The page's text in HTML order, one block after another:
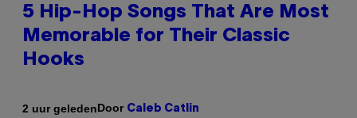
5 Hip-Hop Songs That Are Most
Memorable for Their Classic
Hooks
2 uur geledenDoor Caleb Catlin